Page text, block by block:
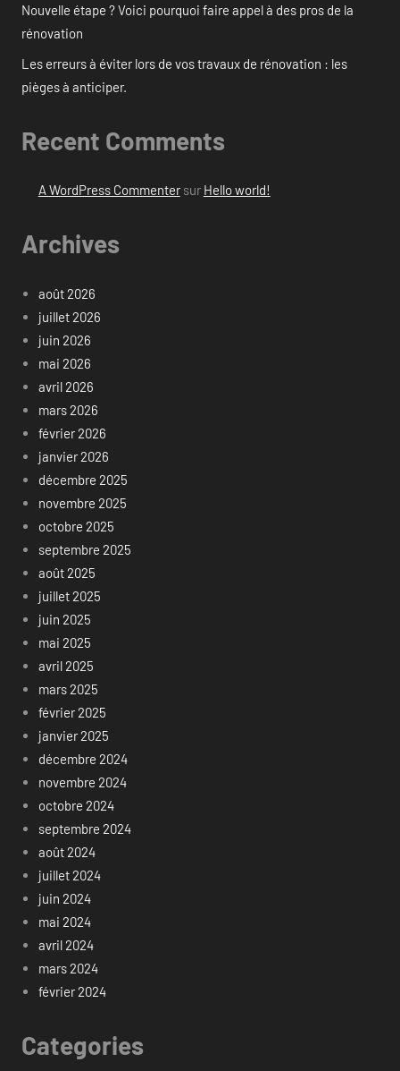
Nouvelle étape ? Voici pourquoi faire appel à des pros de la
rénovation
Les erreurs à éviter lors de vos travaux de rénovation : les
pièges à anticiper.
Recent Comments
A WordPress Commentersur Hello world!
Archives
août 2026
juillet 2026
juin 2026
mai 2026
avril 2026
mars 2026
février 2026
janvier 2026
décembre 2025
novembre 2025
octobre 2025
septembre 2025
août 2025
juillet 2025
juin 2025
mai 2025
avril 2025
mars 2025
février 2025
janvier 2025
décembre 2024
novembre 2024
octobre 2024
septembre 2024
août 2024
juillet 2024
juin 2024
mai 2024
avril 2024
mars 2024
février 2024
Categories